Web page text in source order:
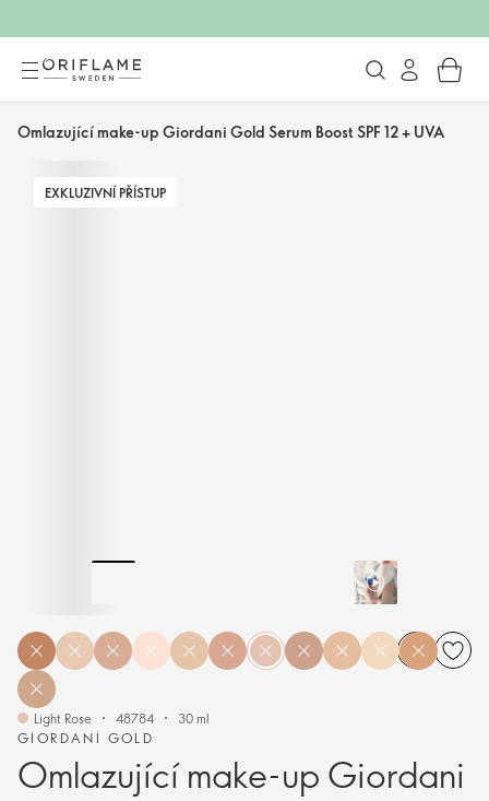
Omlazující make-up Giordani Gold Serum Boost SPF 12 + UVA
EXKLUZIVNÍ PŘÍSTUP
GIORDANI GOLD
Omlazující make-up Giordani
Light Rose 48784 30 ml